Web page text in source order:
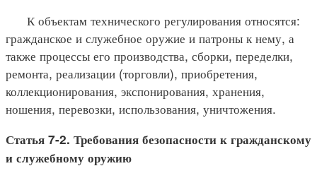
К объектам технического регулирования относятся:
гражданское и служебное оружие и патроны к нему, а
также процессы его производства, сборки, переделки,
ремонта, реализации (торговли), приобретения,
коллекционирования, экспонирования, хранения,
ношения, перевозки, использования, уничтожения.
Статья 7-2. Требования безопасности к гражданскому
и служебному оружию